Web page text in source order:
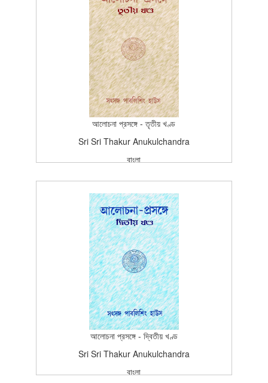
BOOK_TOPICS
100
আলোচনা প্রসঙ্গে - তৃতীয় খণ্ড
Sri Sri Thakur Anukulchandra
বাংলা
প্রকাশন
Edition (3rd Edition-1984)
1985-04-08T15:26:37Z
SCAN_BOOK
5
আলোচনা প্রসঙ্গে - দ্বিতীয় খণ্ড
Sri Sri Thakur Anukulchandra
বাংলা